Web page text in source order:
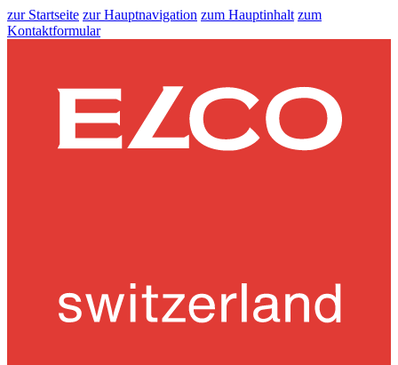
zur Startseite zur Hauptnavigation zum Hauptinhalt zum
Kontaktformular